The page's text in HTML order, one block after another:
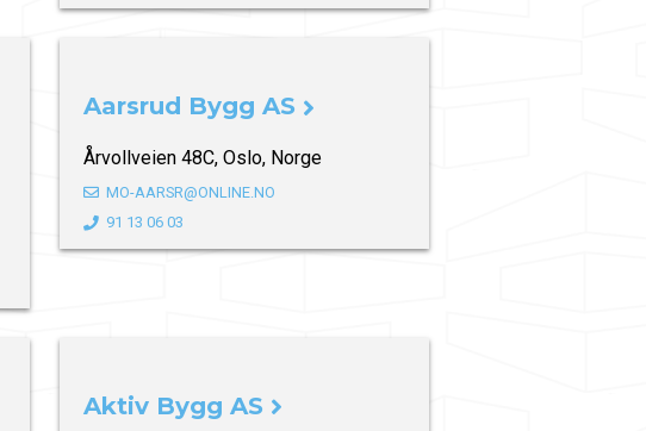
Aarsrud Bygg AS
Årvollveien 48C, Oslo, Norge
MO-AARSR@ONLINE.NO
91 13 06 03
Aktiv Bygg AS